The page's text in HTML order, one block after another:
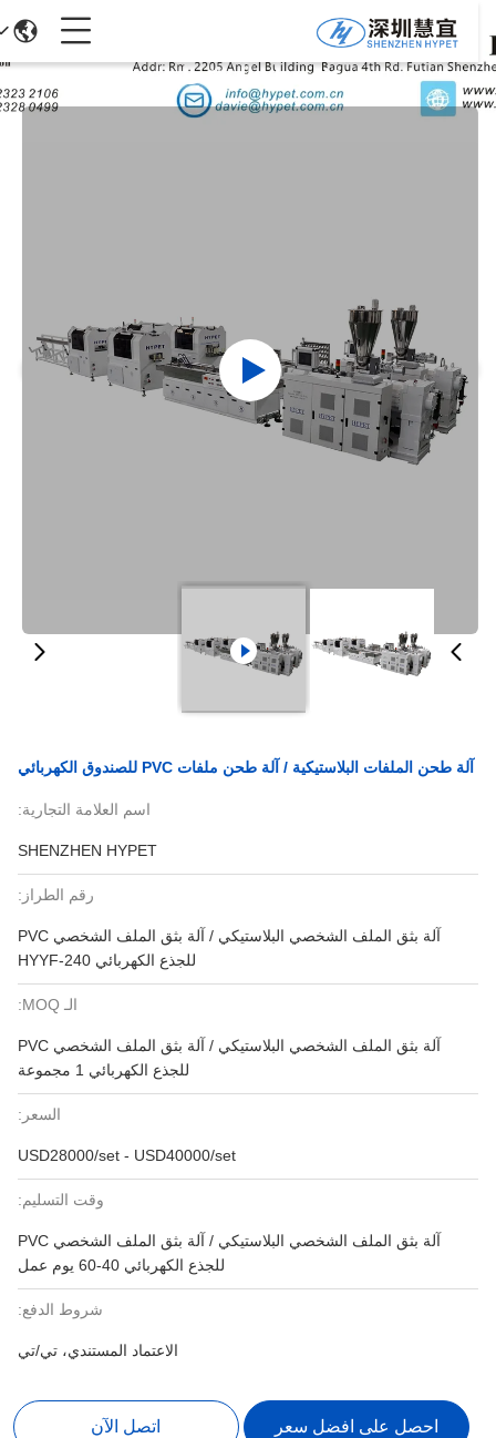
تفاصيل المنتجات
آلة طحن الملفات البلاستيكية / آلة طحن ملفات PVC للصندوق الكهربائي
اسم العلامة التجارية:
SHENZHEN HYPET
رقم الطراز:
آلة بثق الملف الشخصي البلاستيكي / آلة بثق الملف الشخصي PVC
للجذع الكهربائي HYYF-240
الـ MOQ:
آلة بثق الملف الشخصي البلاستيكي / آلة بثق الملف الشخصي PVC
للجذع الكهربائي 1 مجموعة
السعر:
USD28000/set - USD40000/set
وقت التسليم:
آلة بثق الملف الشخصي البلاستيكي / آلة بثق الملف الشخصي PVC
للجذع الكهربائي 40-60 يوم عمل
شروط الدفع:
الاعتماد المستندي، تي/تي
احصل على افضل سعر اتصل الآن